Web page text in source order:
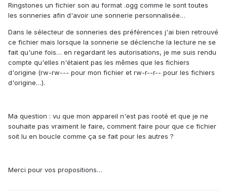
Ringstones un fichier son au format .ogg comme le sont toutes
les sonneries afin d'avoir une sonnerie personnalisée…
Dans le sélecteur de sonneries des préférences j'ai bien retrouvé
ce fichier mais lorsque la sonnerie se déclenche la lecture ne se
fait qu'une fois… en regardant les autorisations, je me suis rendu
compte qu'elles n'étaient pas les mêmes que les fichiers
d'origine (rw-rw--- pour mon fichier et rw-r--r-- pour les fichiers
d'origine…).
Ma question : vu que mon appareil n'est pas rooté et que je ne
souhaite pas vraiment le faire, comment faire pour que ce fichier
soit lu en boucle comme ça se fait pour les autres ?
Merci pour vos propositions…